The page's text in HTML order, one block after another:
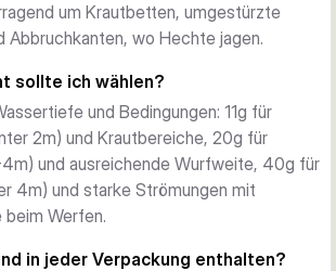
um Krautbetten, umgestürzte
Abbruchkanten, wo Hechte jagen.
sollte ich wählen?
und Bedingungen: 11g für
2m) und Krautbereiche, 20g für
und ausreichende Wurfweite, 40g für
4m) und starke Strömungen mit
Werfen.
in jeder Verpackung enthalten?